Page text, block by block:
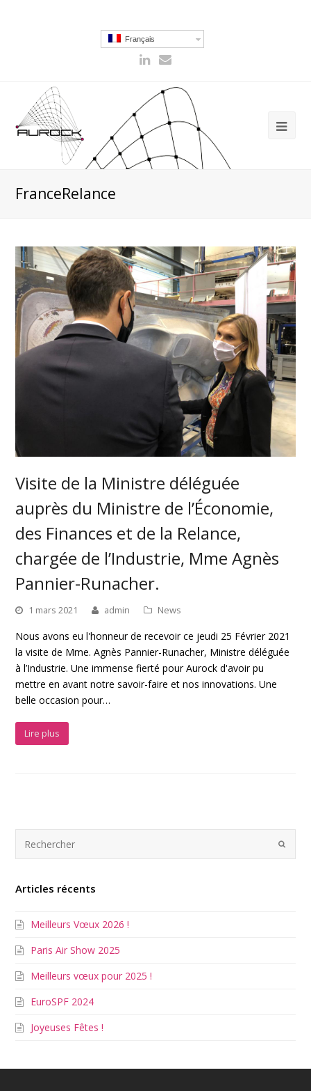
Français
FranceRelance
Visite de la Ministre déléguée
auprès du Ministre de l’Économie,
des Finances et de la Relance,
chargée de l’Industrie, Mme Agnès
Pannier-Runacher.
1 mars 2021 admin News
Nous avons eu l'honneur de recevoir ce jeudi 25 Février 2021
la visite de Mme. Agnès Pannier-Runacher, Ministre déléguée
à l’Industrie. Une immense fierté pour Aurock d'avoir pu
mettre en avant notre savoir-faire et nos innovations. Une
belle occasion pour…
Lire plus
Articles récents
Meilleurs Vœux 2026 !
Paris Air Show 2025
Meilleurs vœux pour 2025 !
EuroSPF 2024
Joyeuses Fêtes !